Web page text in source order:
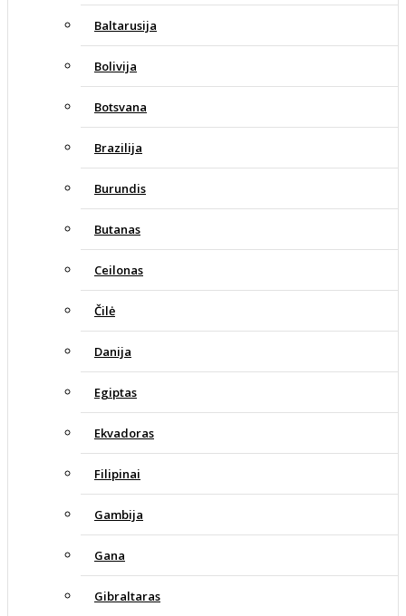
Baltarusija
Bolivija
Botsvana
Brazilija
Burundis
Butanas
Ceilonas
Čilė
Danija
Egiptas
Ekvadoras
Filipinai
Gambija
Gana
Gibraltaras